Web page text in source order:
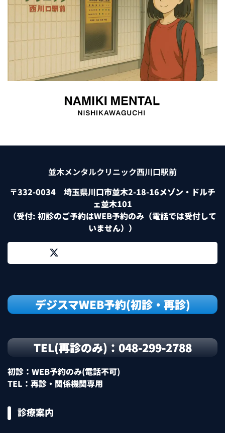
並木メンタルクリニック西川口駅前
〒332-0034 埼玉県川口市並木2-18-16メゾン・ドルチ
ェ並木101
（受付: 初診のご予約はWEB予約のみ（電話では受付して
いません））
デジスマWEB予約(初診・再診)
TEL(再診のみ)：048-299-2788
初診：WEB予約のみ(電話不可)
TEL：再診・関係機関専用
診療案内